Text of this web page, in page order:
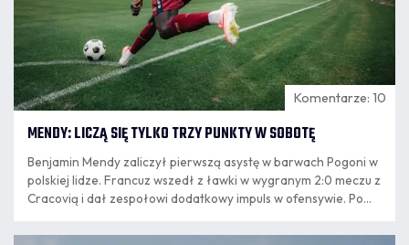
Komentarze: 10
MENDY: LICZĄ SIĘ TYLKO TRZY PUNKTY W SOBOTĘ
Benjamin Mendy zaliczył pierwszą asystę w barwach Pogoni w
polskiej lidze. Francuz wszedł z ławki w wygranym 2:0 meczu z
Cracovią i dał zespołowi dodatkowy impuls w ofensywie. Po
podsumował występ, opowiedział o relacji z trenerem